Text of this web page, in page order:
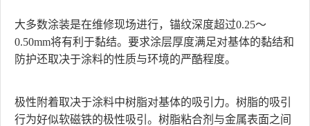
大多数涂装是在维修现场进行，锚纹深度超过0.25～
0.50mm将有利于黏结。要求涂层厚度满足对基体的黏结和
防护还取决于涂料的性质与环境的严酷程度。
极性附着取决于涂料中树脂对基体的吸引力。树脂的吸引
行为好似软磁铁的极性吸引。树脂粘合剂与金属表面之间